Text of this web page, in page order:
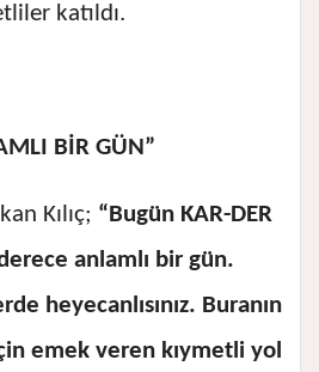
katıldı.
BİR GÜN”
Kılıç; “Bugün KAR-DER
anlamlı bir gün.
heyecanlısınız. Buranın
emek veren kıymetli yol